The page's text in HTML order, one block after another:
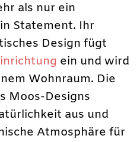
als nur ein
Statement. Ihr
Design fügt
ein und wird
Wohnraum. Die
Moos-Designs
aus und
Atmosphäre für